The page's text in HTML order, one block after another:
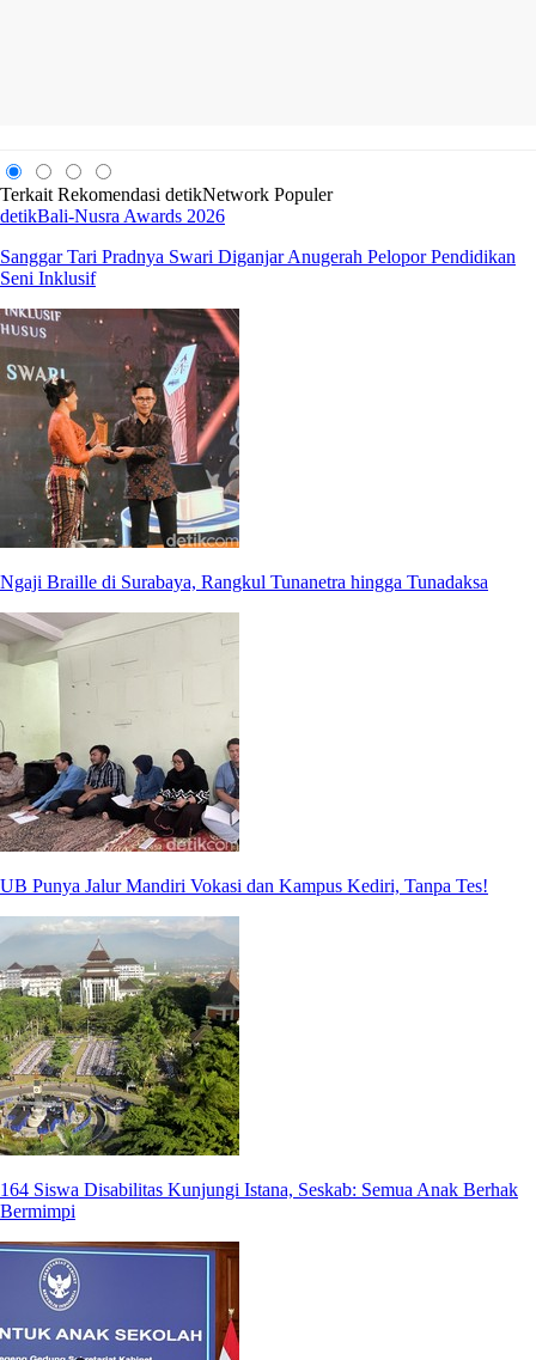
Terkait Rekomendasi detikNetwork Populer
detikBali-Nusra Awards 2026
Sanggar Tari Pradnya Swari Diganjar Anugerah Pelopor Pendidikan
Seni Inklusif
Ngaji Braille di Surabaya, Rangkul Tunanetra hingga Tunadaksa
UB Punya Jalur Mandiri Vokasi dan Kampus Kediri, Tanpa Tes!
164 Siswa Disabilitas Kunjungi Istana, Seskab: Semua Anak Berhak
Bermimpi